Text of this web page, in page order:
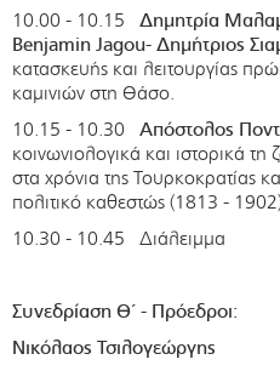
10.00 - 10.15 Δημητρία
Benjamin Jagou- Δημήτριος
κατασκευής και λειτουργίας
καμινιών στη Θάσο.
10.15 - 10.30 Απόστολος
κοινωνιολογικά και ιστορικά
στα χρόνια της Τουρκοκρατίας
πολιτικό καθεστώς (1813 -
10.30 - 10.45 Διάλειμμα
Συνεδρίαση Θ΄ - Πρόεδροι:
Νικόλαος Τσιλογεώργης